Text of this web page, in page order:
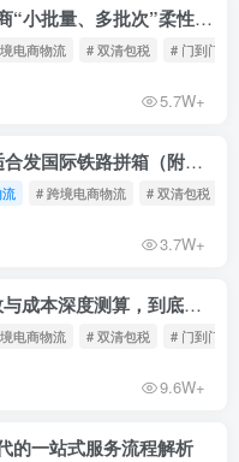
告别高库存！铁路拼箱助力跨境电商“小批量、多批次”柔性补货
电商物流 # 双清包税 # 门到门物
5.7W+
去欧洲散货走铁路？这5类货物最适合发国际铁路拼箱（附禁运清单）
# 跨境电商物流 # 双清包税
3.7W+
铁路拼箱VS海运整柜：2026年时效与成本深度测算，到底能省多少钱？
电商物流 # 双清包税 # 门到门物
9.6W+
的一站式服务流程解析